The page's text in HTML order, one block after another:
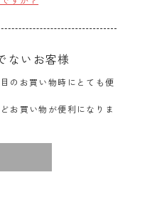
ないお客様
のお買い物時にとても便
お買い物が便利になりま